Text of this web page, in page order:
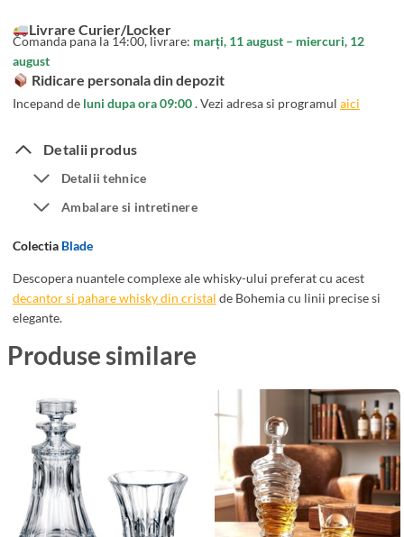
D
e
c
a
t
r
C
i
s
t
B
h
e
m
i
a
B
S
e
t
6
a
a
r
W
h
i
k
y
u
D
e
c
a
n
Livrare Curier/Locker
Comanda pana la 14:00, livrare: marți, 11 august – miercuri, 12
august
Ridicare personala din depozit
Incepand de luni dupa ora 09:00. Vezi adresa si programul aici
Detalii produs
Detalii tehnice
Ambalare si intretinere
Colectia Blade
Descopera nuantele complexe ale whisky-ului preferat cu acest
decantor si pahare whisky din cristal de Bohemia cu linii precise si
elegante.
Produse similare